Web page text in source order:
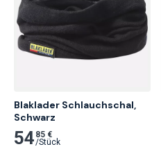
Blaklader Schlauchschal,
Schwarz
54 85 €
/Stück